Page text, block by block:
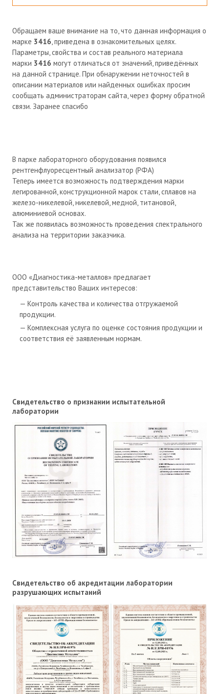
Обращаем ваше внимание на то, что данная информация о
марке 3416, приведена в ознакомительных целях.
Параметры, свойства и состав реального материала
марки 3416 могут отличаться от значений, приведённых
на данной странице. При обнаружении неточностей в
описании материалов или найденных ошибках просим
сообщать администраторам сайта, через форму обратной
связи. Заранее спасибо
В парке лабораторного оборудования появился
рентгенфлуоресцентный анализатор (РФА)
Теперь имеется возможность подтверждения марки
легированной, конструкционной марок стали, сплавов на
железо-никелевой, никелевой, медной, титановой,
алюминиевой основах.
Так же появилась возможность проведения спектрального
анализа на территории заказчика.
ООО «Диагностика-металлов» предлагает
представительство Ваших интересов:
Контроль качества и количества отгружаемой
продукции.
Комплексная услуга по оценке состояния продукции и
соответствия её заявленным нормам.
Свидетельство о признании испытательной
лаборатории
Свидетельство об акредитации лаборатории
разрушающих испытаний